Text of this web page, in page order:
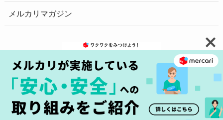
メルカリマガジン
お問い合わせ 安心・安全の取り組みへ
プライバシーポリシー
障害情報はこちら
商標について